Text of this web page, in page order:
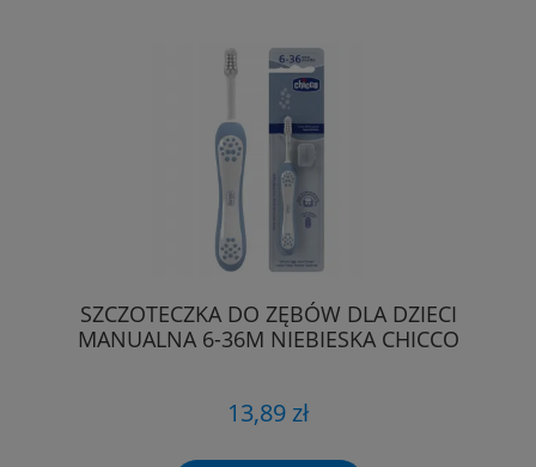
SZCZOTECZKA DO ZĘBÓW DLA DZIECI
MANUALNA 6-36M NIEBIESKA CHICCO
13,89 zł